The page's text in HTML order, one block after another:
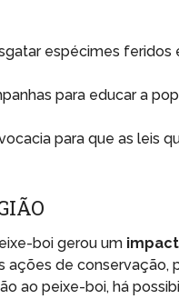
espécimes feridos
para educar a
para que as leis
boi gerou um
ações de conservação,
ao peixe-boi, há